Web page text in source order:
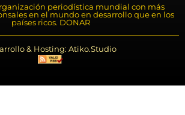
periodística mundial con más
en el mundo en desarrollo que en los
países ricos. DONAR
& Hosting: Atiko.Studio